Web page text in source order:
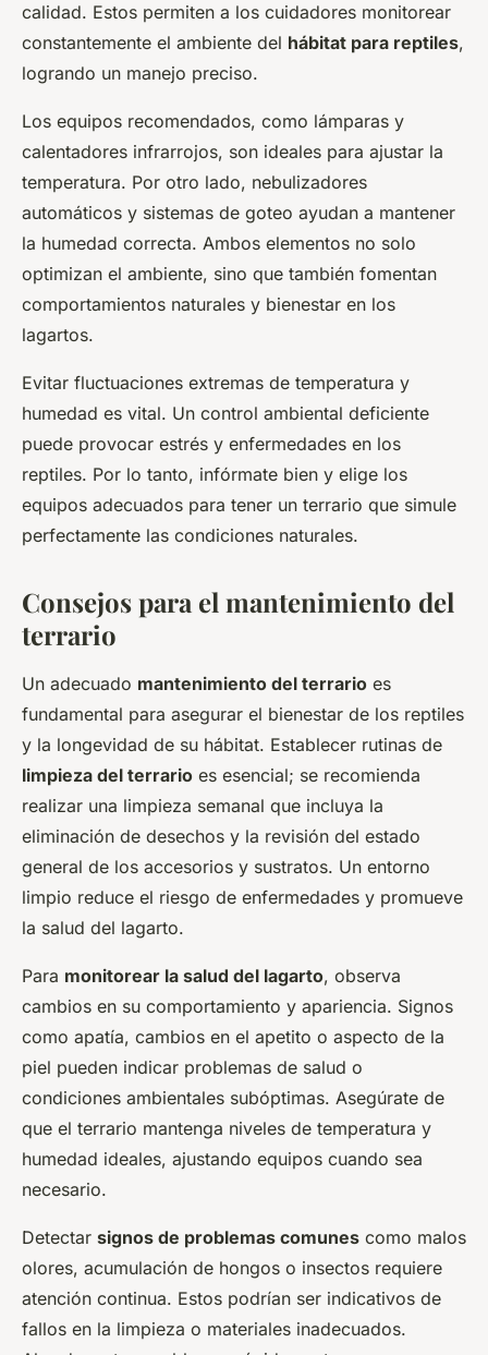
calidad. Estos permiten a los cuidadores monitorear
constantemente el ambiente del hábitat para reptiles,
logrando un manejo preciso.
Los equipos recomendados, como lámparas y
calentadores infrarrojos, son ideales para ajustar la
temperatura. Por otro lado, nebulizadores
automáticos y sistemas de goteo ayudan a mantener
la humedad correcta. Ambos elementos no solo
optimizan el ambiente, sino que también fomentan
comportamientos naturales y bienestar en los
lagartos.
Evitar fluctuaciones extremas de temperatura y
humedad es vital. Un control ambiental deficiente
puede provocar estrés y enfermedades en los
reptiles. Por lo tanto, infórmate bien y elige los
equipos adecuados para tener un terrario que simule
perfectamente las condiciones naturales.
Consejos para el mantenimiento del
terrario
Un adecuado mantenimiento del terrario es
fundamental para asegurar el bienestar de los reptiles
y la longevidad de su hábitat. Establecer rutinas de
limpieza del terrario es esencial; se recomienda
realizar una limpieza semanal que incluya la
eliminación de desechos y la revisión del estado
general de los accesorios y sustratos. Un entorno
limpio reduce el riesgo de enfermedades y promueve
la salud del lagarto.
Para monitorear la salud del lagarto, observa
cambios en su comportamiento y apariencia. Signos
como apatía, cambios en el apetito o aspecto de la
piel pueden indicar problemas de salud o
condiciones ambientales subóptimas. Asegúrate de
que el terrario mantenga niveles de temperatura y
humedad ideales, ajustando equipos cuando sea
necesario.
Detectar signos de problemas comunes como malos
olores, acumulación de hongos o insectos requiere
atención continua. Estos podrían ser indicativos de
fallos en la limpieza o materiales inadecuados.